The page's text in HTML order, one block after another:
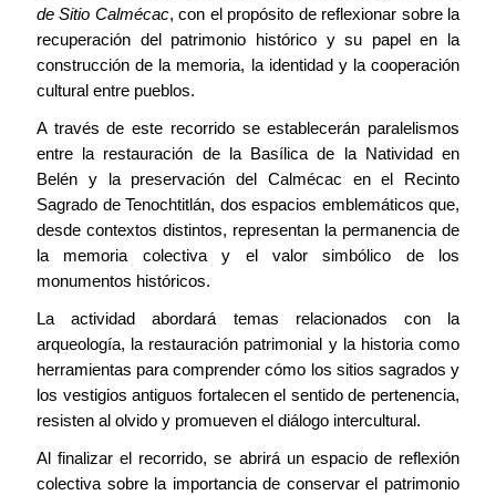
de Sitio Calmécac, con el propósito de reflexionar sobre la
recuperación del patrimonio histórico y su papel en la
construcción de la memoria, la identidad y la cooperación
cultural entre pueblos.
A través de este recorrido se establecerán paralelismos
entre la restauración de la Basílica de la Natividad en
Belén y la preservación del Calmécac en el Recinto
Sagrado de Tenochtitlán, dos espacios emblemáticos que,
desde contextos distintos, representan la permanencia de
la memoria colectiva y el valor simbólico de los
monumentos históricos.
La actividad abordará temas relacionados con la
arqueología, la restauración patrimonial y la historia como
herramientas para comprender cómo los sitios sagrados y
los vestigios antiguos fortalecen el sentido de pertenencia,
resisten al olvido y promueven el diálogo intercultural.
Al finalizar el recorrido, se abrirá un espacio de reflexión
colectiva sobre la importancia de conservar el patrimonio